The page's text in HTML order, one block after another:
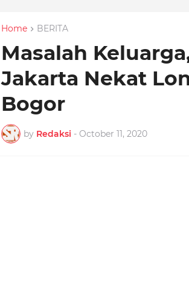
Home BERITA
Masalah
Jakarta Nekat
Bogor
by Redaksi - October 11, 2020